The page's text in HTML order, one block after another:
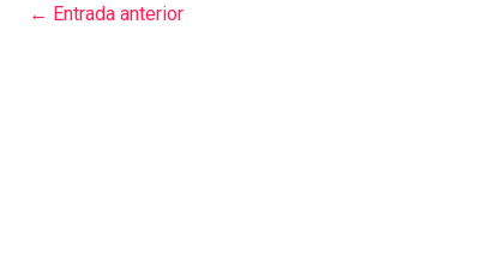
← Entrada anterior